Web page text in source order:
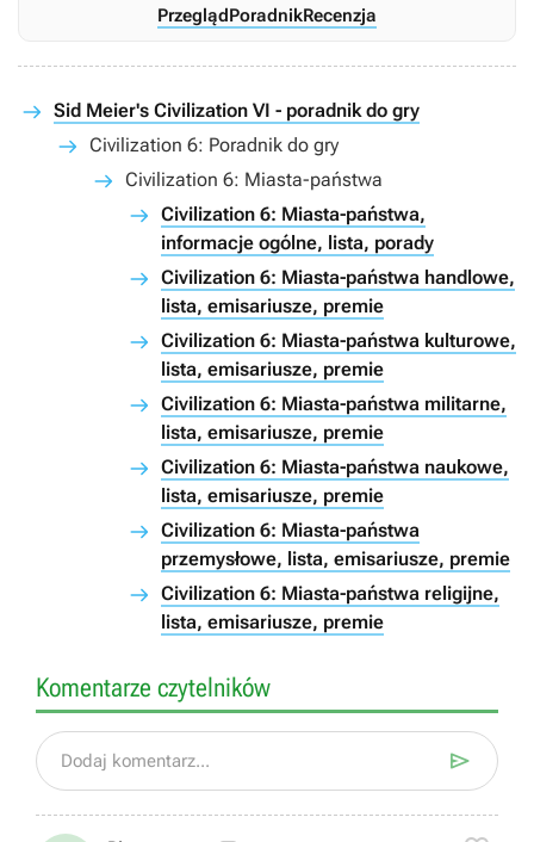
PrzeglądPoradnikRecenzja
Sid Meier's Civilization VI - poradnik do gry
Civilization 6: Poradnik do gry
Civilization 6: Miasta-państwa
Civilization 6: Miasta-państwa,
informacje ogólne, lista, porady
Civilization 6: Miasta-państwa handlowe,
lista, emisariusze, premie
Civilization 6: Miasta-państwa kulturowe,
lista, emisariusze, premie
Civilization 6: Miasta-państwa militarne,
lista, emisariusze, premie
Civilization 6: Miasta-państwa naukowe,
lista, emisariusze, premie
Civilization 6: Miasta-państwa
przemysłowe, lista, emisariusze, premie
Civilization 6: Miasta-państwa religijne,
lista, emisariusze, premie
Komentarze czytelników
Dodaj komentarz... 